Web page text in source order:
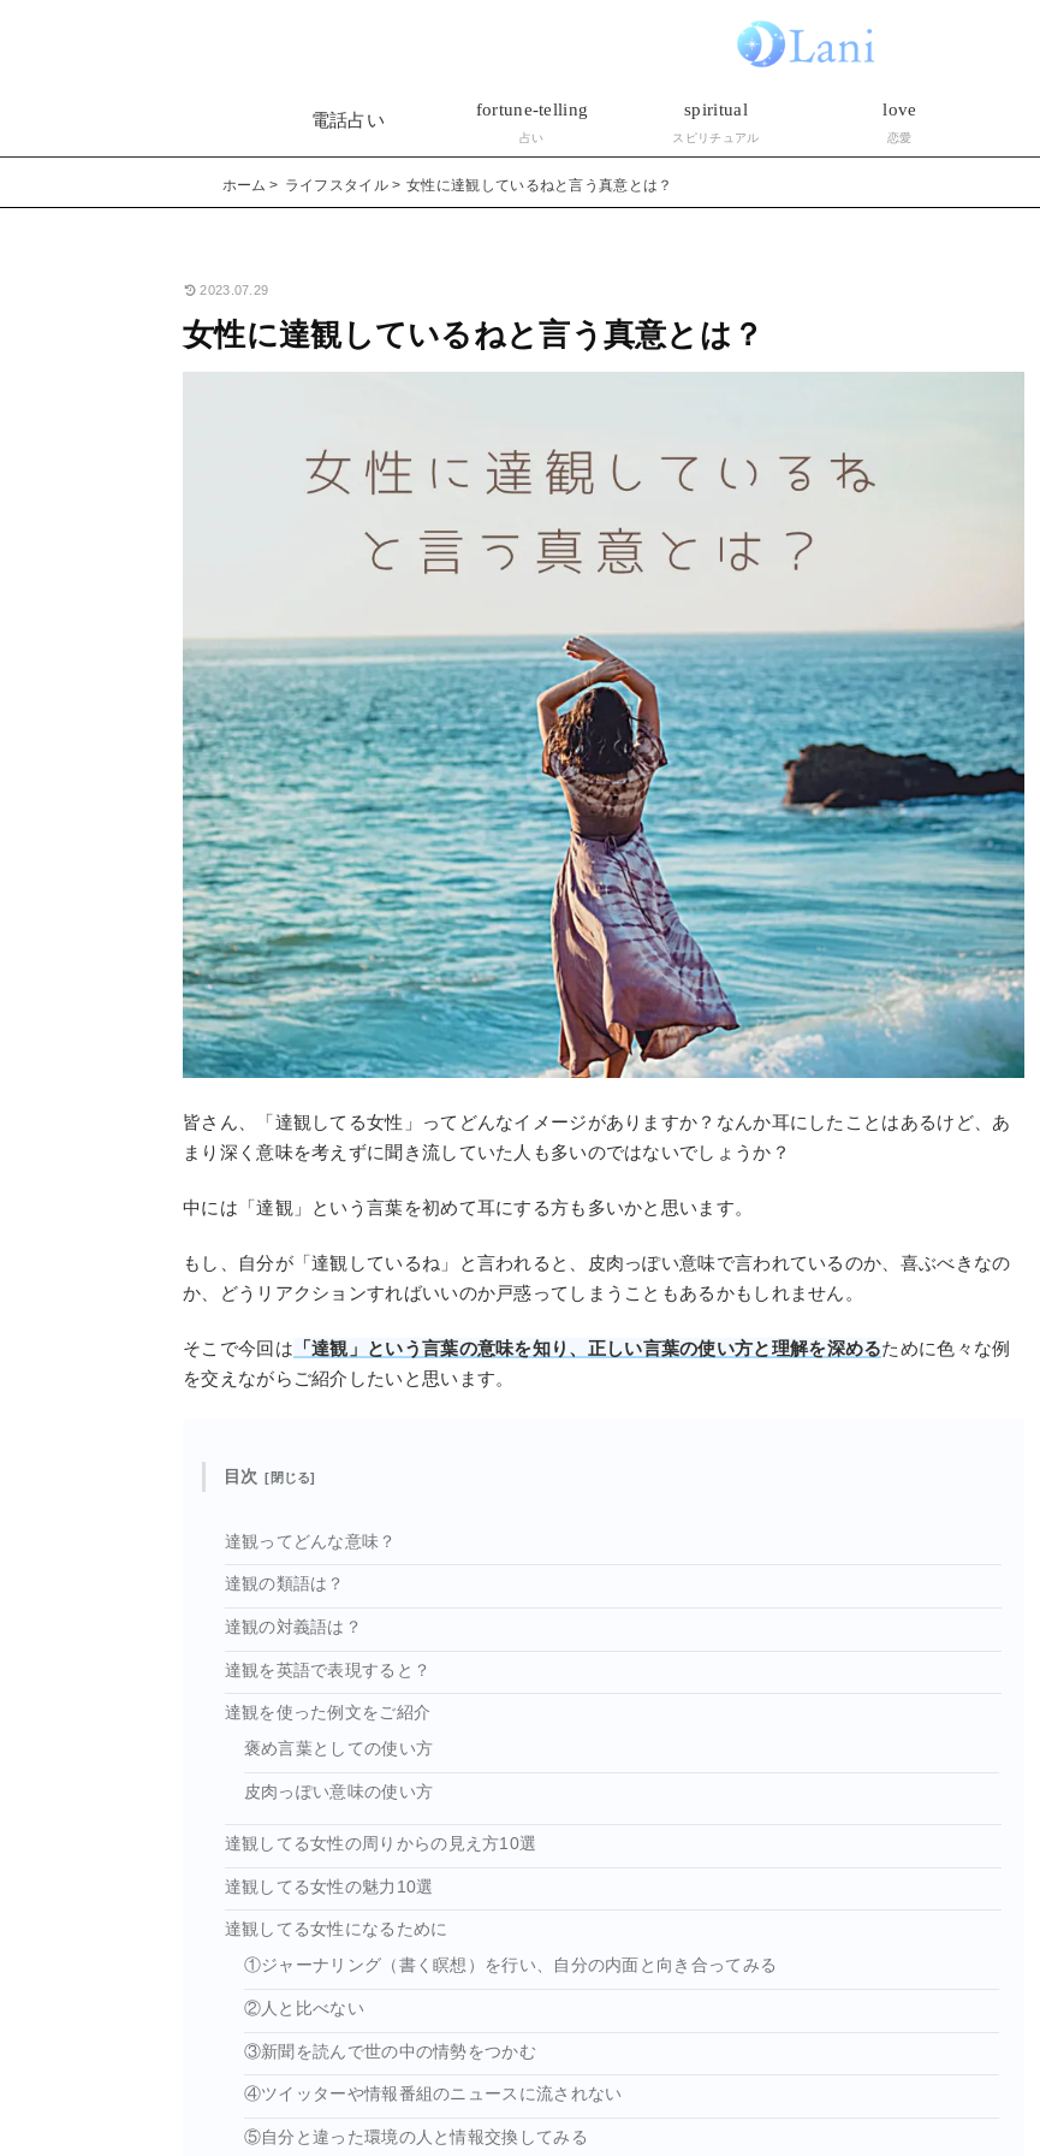
電話占い
fortune-telling
占い
spiritual
スピリチュアル
love
恋愛
ホーム ライフスタイル 女性に達観しているねと言う真意とは？
2023.07.29
女性に達観しているねと言う真意とは？
皆さん、「達観してる女性」ってどんなイメージがありますか？なんか耳にしたことはあるけど、あ
まり深く意味を考えずに聞き流していた人も多いのではないでしょうか？
中には「達観」という言葉を初めて耳にする方も多いかと思います。
もし、自分が「達観しているね」と言われると、皮肉っぽい意味で言われているのか、喜ぶべきなの
か、どうリアクションすればいいのか戸惑ってしまうこともあるかもしれません。
そこで今回は 「達観」という言葉の意味を知り、正しい言葉の使い方と理解を深めるために色々な例
を交えながらご紹介したいと思います。
目次
達観ってどんな意味？
達観の類語は？
達観の対義語は？
達観を英語で表現すると？
達観を使った例文をご紹介
褒め言葉としての使い方
皮肉っぽい意味の使い方
達観してる女性の周りからの見え方10選
達観してる女性の魅力10選
達観してる女性になるために
①ジャーナリング（書く瞑想）を行い、自分の内面と向き合ってみる
②人と比べない
③新聞を読んで世の中の情勢をつかむ
④ツイッターや情報番組のニュースに流されない
⑤自分と違った環境の人と情報交換してみる